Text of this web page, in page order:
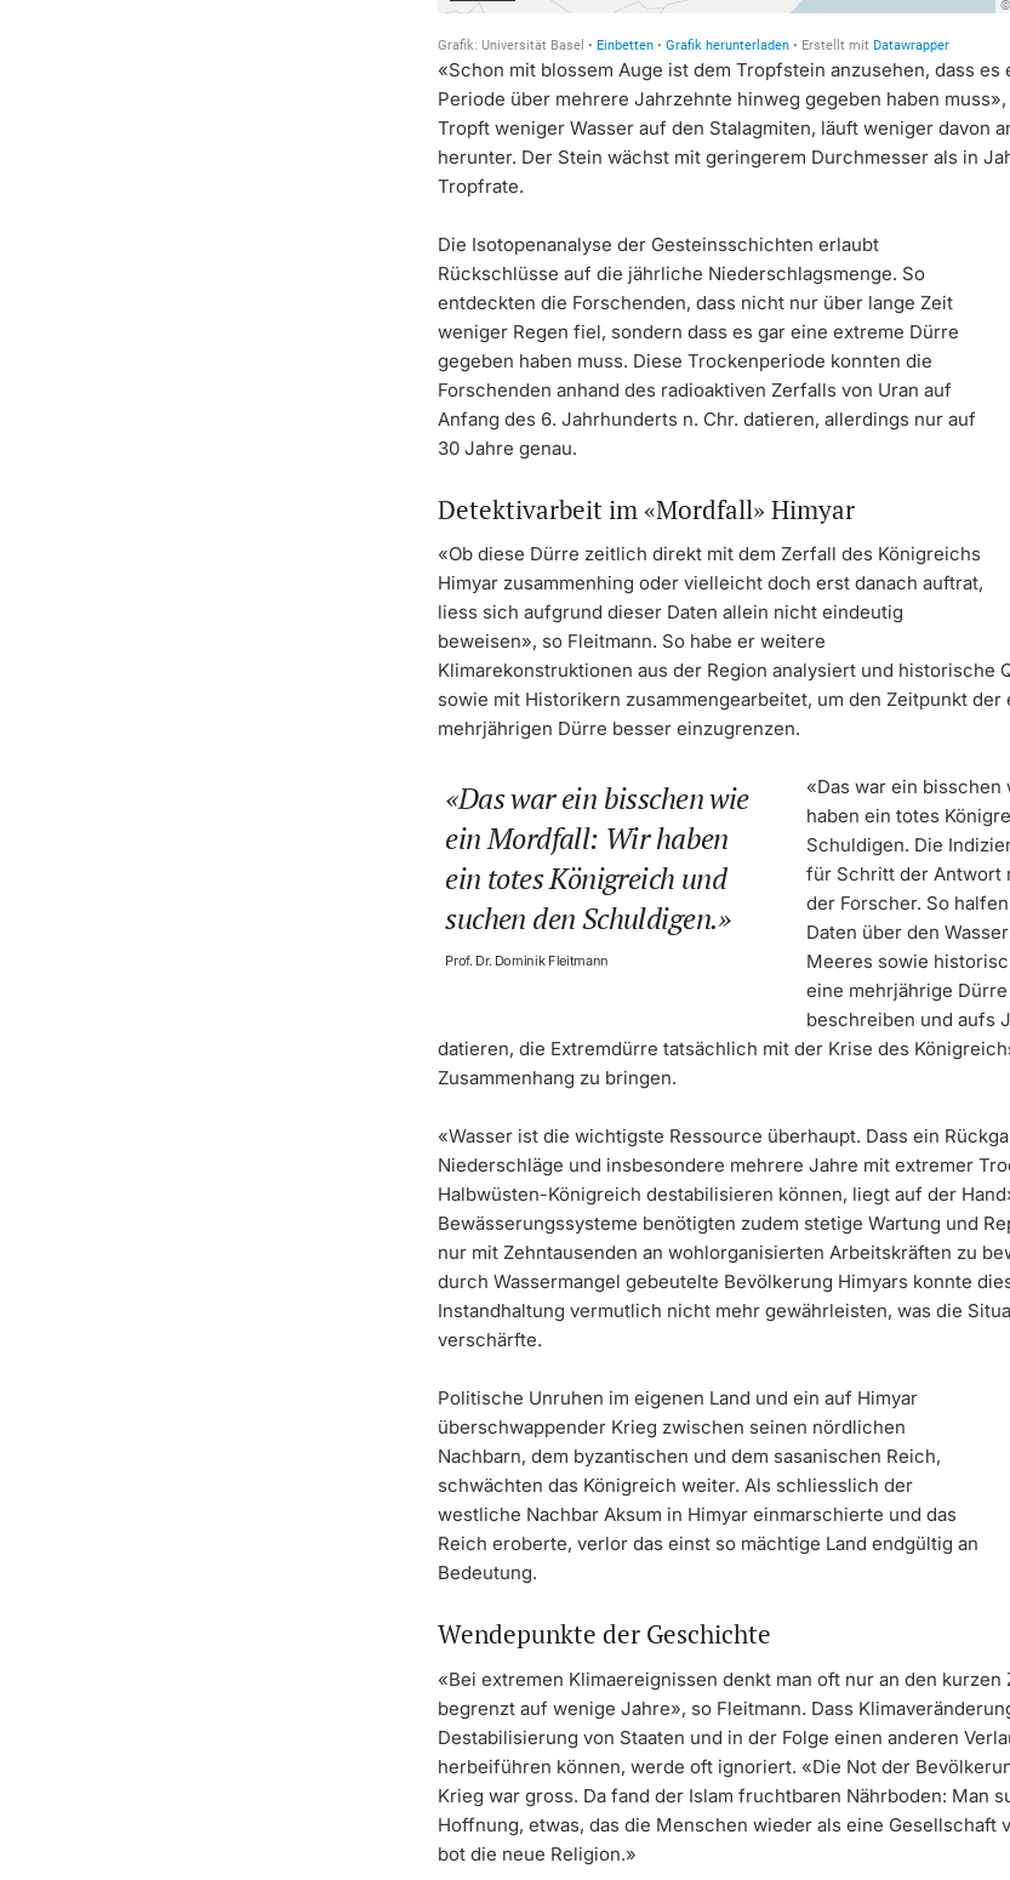
«Schon mit blossem Auge ist dem Tropfstein anzusehen, dass es
Periode über mehrere Jahrzehnte hinweg gegeben haben muss»,
Tropft weniger Wasser auf den Stalagmiten, läuft weniger davon
herunter. Der Stein wächst mit geringerem Durchmesser als in
Tropfrate.
Die Isotopenanalyse der Gesteinsschichten erlaubt
Rückschlüsse auf die jährliche Niederschlagsmenge. So
entdeckten die Forschenden, dass nicht nur über lange Zeit
weniger Regen fiel, sondern dass es gar eine extreme Dürre
gegeben haben muss. Diese Trockenperiode konnten die
Forschenden anhand des radioaktiven Zerfalls von Uran auf
Anfang des 6. Jahrhunderts n. Chr. datieren, allerdings nur auf
30 Jahre genau.
Detektivarbeit im «Mordfall» Himyar
«Ob diese Dürre zeitlich direkt mit dem Zerfall des Königreichs
Himyar zusammenhing oder vielleicht doch erst danach auftrat,
liess sich aufgrund dieser Daten allein nicht eindeutig
beweisen», so Fleitmann. So habe er weitere
Klimarekonstruktionen aus der Region analysiert und historische
sowie mit Historikern zusammengearbeitet, um den Zeitpunkt der
mehrjährigen Dürre besser einzugrenzen.
Das war ein bisschen wie
ein Mordfall: Wir haben
ein totes Königreich und
suchen den Schuldigen.
Prof. Dr. Dominik Fleitmann
«Das war ein
haben ein totes
Schuldigen. Die
für Schritt der Antwort
der Forscher. So
Daten über den
Meeres sowie
eine mehrjährige
beschreiben und aufs
datieren, die Extremdürre tatsächlich mit der Krise des
Zusammenhang zu bringen.
«Wasser ist die wichtigste Ressource überhaupt. Dass ein
Niederschläge und insbesondere mehrere Jahre mit extremer
Halbwüsten-Königreich destabilisieren können, liegt auf der
Bewässerungssysteme benötigten zudem stetige Wartung und
nur mit Zehntausenden an wohlorganisierten Arbeitskräften zu
durch Wassermangel gebeutelte Bevölkerung Himyars konnte
Instandhaltung vermutlich nicht mehr gewährleisten, was die
verschärfte.
Politische Unruhen im eigenen Land und ein auf Himyar
überschwappender Krieg zwischen seinen nördlichen
Nachbarn, dem byzantischen und dem sasanischen Reich,
schwächten das Königreich weiter. Als schliesslich der
westliche Nachbar Aksum in Himyar einmarschierte und das
Reich eroberte, verlor das einst so mächtige Land endgültig an
Bedeutung.
Wendepunkte der Geschichte
«Bei extremen Klimaereignissen denkt man oft nur an den kurzen
begrenzt auf wenige Jahre», so Fleitmann. Dass
Destabilisierung von Staaten und in der Folge einen anderen
herbeiführen können, werde oft ignoriert. «Die Not der
Krieg war gross. Da fand der Islam fruchtbaren Nährboden: Man
Hoffnung, etwas, das die Menschen wieder als eine Gesellschaft
bot die neue Religion.»